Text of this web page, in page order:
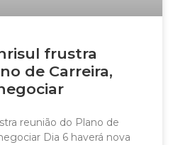
frustra
de Carreira,
reunião do Plano de
Dia 6 haverá nova